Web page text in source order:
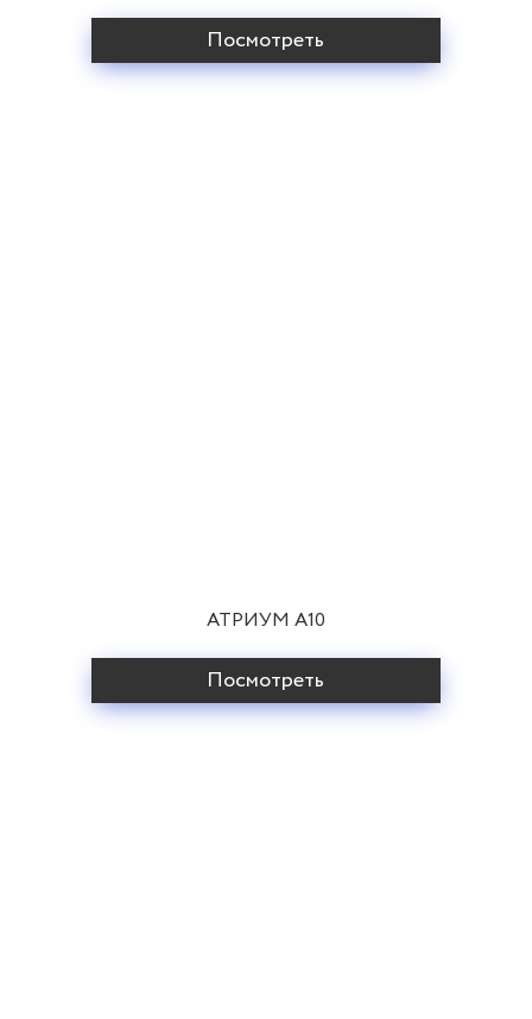
Посмотреть
АТРИУМ A10
Посмотреть